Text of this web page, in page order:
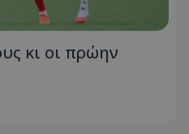
κι οι πρώην